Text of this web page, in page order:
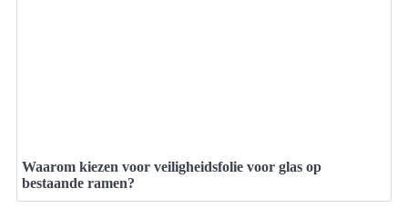
Waarom kiezen voor veiligheidsfolie voor glas op
bestaande ramen?